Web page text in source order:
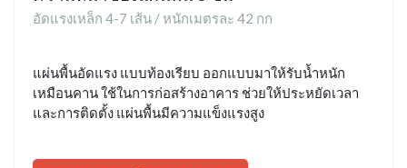
อัดแรงเหล็ก 4-7 เส้น / หนักเมตรละ 42 กก
แผ่นพื้นอัดแรง แบบท้องเรียบ ออกแบบมาให้รับน้ำหนัก
เหมือนคาน ใช้ในการก่อสร้างอาคาร ช่วยให้ประหยัดเวลา
และการติดตั้ง แผ่นพื้นมีความแข็งแรงสูง